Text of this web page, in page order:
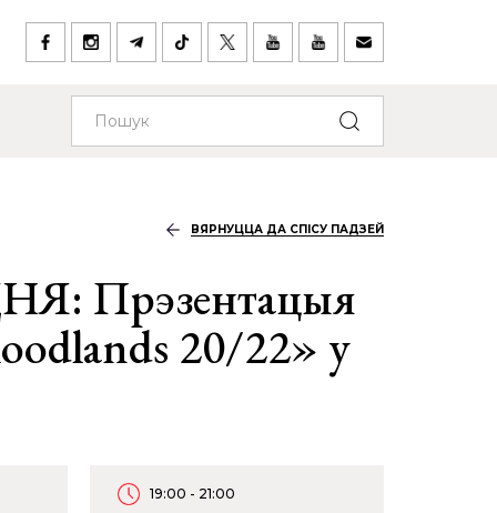
ВЯРНУЦЦА ДА СПІСУ ПАДЗЕЙ
Прэзентацыя
20/22» у
19:00 - 21:00